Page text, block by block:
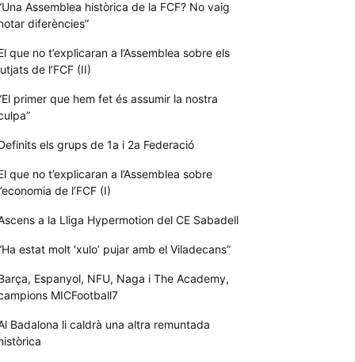
Assemblea històrica de la FCF? No vaig
diferències”
que no t’explicaran a l’Assemblea sobre els
de l’FCF (II)
primer que hem fet és assumir la nostra
els grups de 1a i 2a Federació
que no t’explicaran a l’Assemblea sobre
de l’FCF (I)
a la Lliga Hypermotion del CE Sabadell
estat molt ‘xulo’ pujar amb el Viladecans”
Espanyol, NFU, Naga i The Academy,
MICFootball7
Badalona li caldrà una altra remuntada